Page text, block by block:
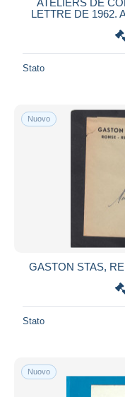
LETTRE DE 1962.
Stato
Nuovo
GASTON STAS,
Stato
Nuovo